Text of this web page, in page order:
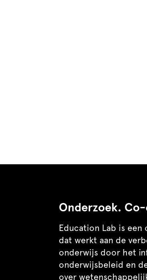
Onderzoek.
Education Lab is een
dat werkt aan de
onderwijs door het
onderwijsbeleid en
over